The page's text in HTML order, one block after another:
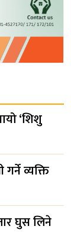
‘शिशु
व्यक्ति
घुस लिने